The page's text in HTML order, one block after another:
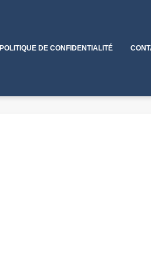
POLITIQUE DE CONFIDENTIALITÉ